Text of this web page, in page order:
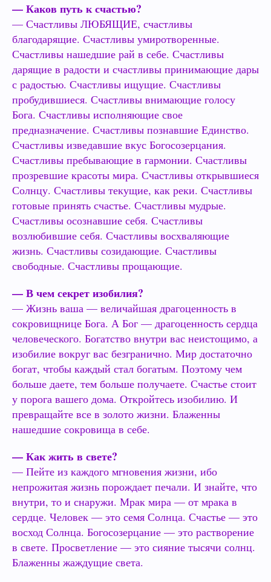
— Каков путь к счастью?
— Счастливы ЛЮБЯЩИЕ, счастливы
благодарящие. Счастливы умиротворенные.
Счастливы нашедшие рай в себе. Счастливы
дарящие в радости и счастливы принимающие дары
с радостью. Счастливы ищущие. Счастливы
пробудившиеся. Счастливы внимающие голосу
Бога. Счастливы исполняющие свое
предназначение. Счастливы познавшие Единство.
Счастливы изведавшие вкус Богосозерцания.
Счастливы пребывающие в гармонии. Счастливы
прозревшие красоты мира. Счастливы открывшиеся
Солнцу. Счастливы текущие, как реки. Счастливы
готовые принять счастье. Счастливы мудрые.
Счастливы осознавшие себя. Счастливы
возлюбившие себя. Счастливы восхваляющие
жизнь. Счастливы созидающие. Счастливы
свободные. Счастливы прощающие.
— В чем секрет изобилия?
— Жизнь ваша — величайшая драгоценность в
сокровищнице Бога. А Бог — драгоценность сердца
человеческого. Богатство внутри вас неистощимо, а
изобилие вокруг вас безгранично. Мир достаточно
богат, чтобы каждый стал богатым. Поэтому чем
больше даете, тем больше получаете. Счастье стоит
у порога вашего дома. Откройтесь изобилию. И
превращайте все в золото жизни. Блаженны
нашедшие сокровища в себе.
— Как жить в свете?
— Пейте из каждого мгновения жизни, ибо
непрожитая жизнь порождает печали. И знайте, что
внутри, то и снаружи. Мрак мира — от мрака в
сердце. Человек — это семя Солнца. Счастье — это
восход Солнца. Богосозерцание — это растворение
в свете. Просветление — это сияние тысячи солнц.
Блаженны жаждущие света.